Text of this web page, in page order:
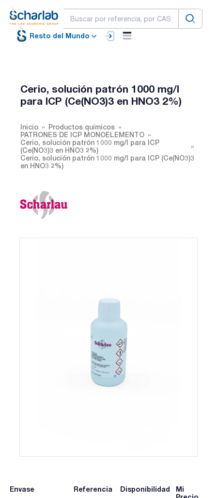
Resto del Mundo
Cerio, solución patrón 1000 mg/l
para ICP (Ce(NO3)3 en HNO3 2%)
Inicio
Productos químicos
PATRONES DE ICP MONOELEMENTO
Cerio, solución patrón 1000 mg/l para ICP
(Ce(NO3)3 en HNO3 2%)
Cerio, solución patrón 1000 mg/l para ICP (Ce(NO3)3
en HNO3 2%)
Envase Referencia Disponibilidad
Mi